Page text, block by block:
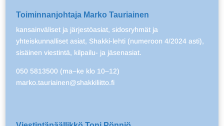
Toiminnanjohtaja Marko Tauriainen
kansainväliset ja järjestöasiat, sidosryhmät ja
yhteiskunnalliset asiat, Shakki-lehti (numeroon 4/2024 asti),
sisäinen viestintä, kilpailu- ja jäsenasiat.
050 5813500 (ma–ke klo 10–12)
marko.tauriainen@shakkiliitto.fi